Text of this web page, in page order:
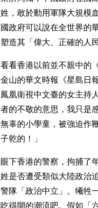
姓，敢於動用軍隊大規模
國政府可以說在全世界的
塑造其「偉大、正確的人
看看香港以前並不親中的
金山的華文時報《星島日
鳳凰衛視中文臺的女主持
者的不敬的意思，我只是
無辜的小學童，被強迫作
子乾的！」
眼下香港的警察，拘捕了
姓是否遭受類似大陸政治
警隊「政治中立」。犧牲
吃得開的潮流吧。假如「